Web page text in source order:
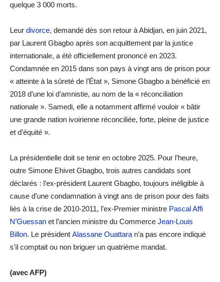
quelque 3 000 morts.
Leur divorce, demandé dès son retour à Abidjan, en juin 2021,
par Laurent Gbagbo après son acquittement par la justice
internationale, a été officiellement prononcé en 2023.
Condamnée en 2015 dans son pays à vingt ans de prison pour
« atteinte à la sûreté de l’État », Simone Gbagbo a bénéficié en
2018 d’une loi d’amnistie, au nom de la « réconciliation
nationale ». Samedi, elle a notamment affirmé vouloir « bâtir
une grande nation ivoirienne réconciliée, forte, pleine de justice
et d’équité ».
La présidentielle doit se tenir en octobre 2025. Pour l’heure,
outre Simone Ehivet Gbagbo, trois autres candidats sont
déclarés : l’ex-président Laurent Gbagbo, toujours inéligible à
cause d’une condamnation à vingt ans de prison pour des faits
liés à la crise de 2010-2011, l’ex-Premier ministre Pascal Affi
N’Guessan et l’ancien ministre du Commerce Jean-Louis
Billon. Le président Alassane Ouattara n’a pas encore indiqué
s’il comptait ou non briguer un quatrième mandat.
(avec AFP)